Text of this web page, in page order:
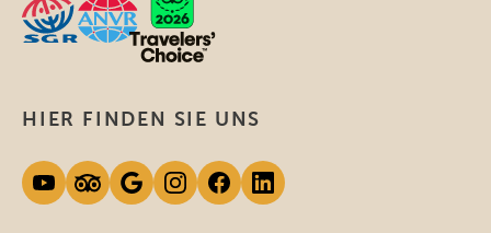
HIER FINDEN SIE UNS